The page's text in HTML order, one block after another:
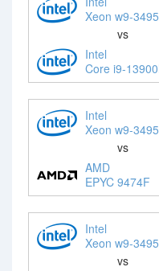
Xeon w9-
vs
Intel
Core i9-
Intel
Xeon w9-
vs
AMD
EPYC 9474F
Intel
Xeon w9-
vs